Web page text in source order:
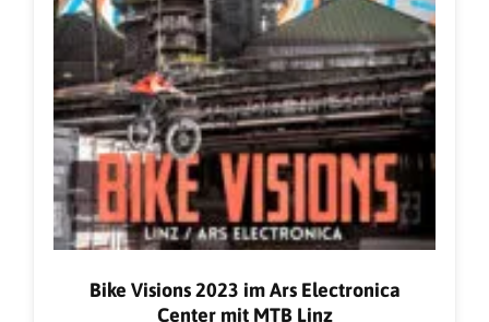
Bike Visions 2023 im Ars Electronica
Center mit MTB Linz